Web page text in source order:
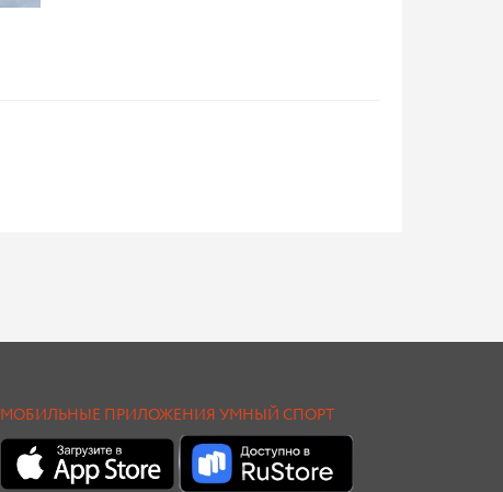
МОБИЛЬНЫЕ ПРИЛОЖЕНИЯ УМНЫЙ СПОРТ